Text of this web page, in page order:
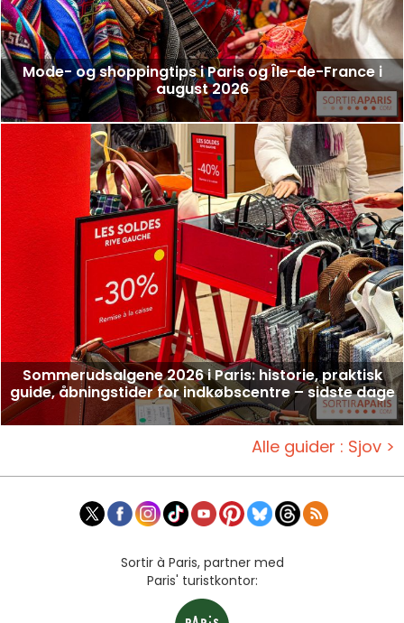
Mode- og shoppingtips i Paris og Île-de-France i
august 2026
Sommerudsalgene 2026 i Paris: historie, praktisk
guide, åbningstider for indkøbscentre – sidste dage
Alle guider : Sjov >
Sortir à Paris, partner med
Paris' turistkontor: